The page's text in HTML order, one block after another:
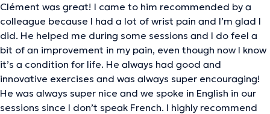
Clément was great! I came to him recommended by a
colleague because I had a lot of wrist pain and I’m glad I
did. He helped me during some sessions and I do feel a
bit of an improvement in my pain, even though now I know
it’s a condition for life. He always had good and
innovative exercises and was always super encouraging!
He was always super nice and we spoke in English in our
sessions since I don’t speak French. I highly recommend